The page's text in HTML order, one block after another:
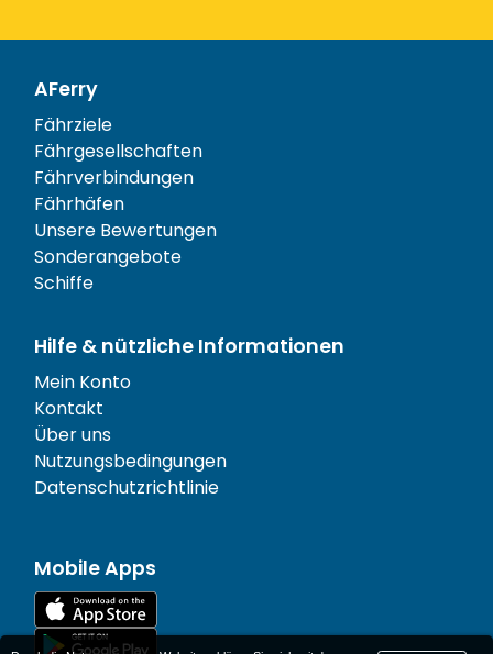
AFerry
Fährziele
Fährgesellschaften
Fährverbindungen
Fährhäfen
Unsere Bewertungen
Sonderangebote
Schiffe
Hilfe & nützliche Informationen
Mein Konto
Kontakt
Über uns
Nutzungsbedingungen
Datenschutzrichtlinie
Mobile Apps